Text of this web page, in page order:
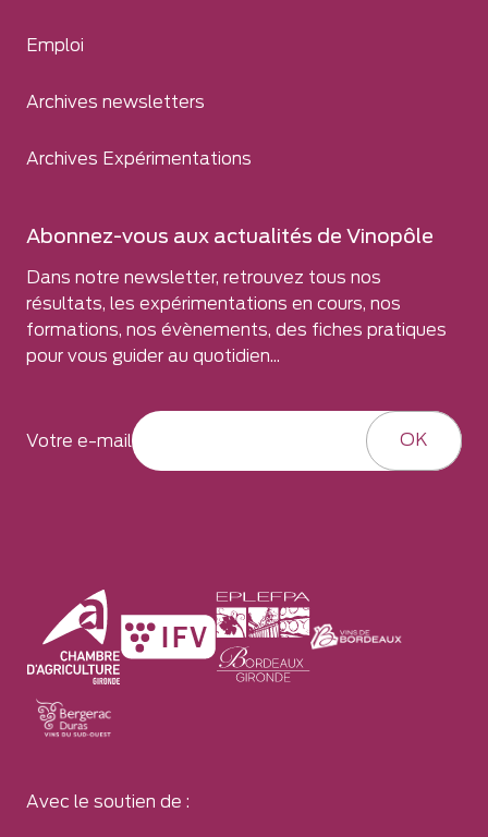
Emploi
Archives newsletters
Archives Expérimentations
Abonnez-vous aux actualités de Vinopôle
Dans notre newsletter, retrouvez tous nos
résultats, les expérimentations en cours, nos
formations, nos évènements, des fiches pratiques
pour vous guider au quotidien...
Votre e-mail OK
Avec le soutien de :